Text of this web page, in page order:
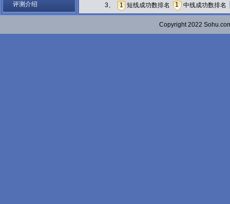
评测介绍
3、
1 短线成功数排名 1 中线成功数排名
Copyright 2022